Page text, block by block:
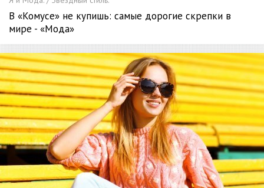
В «Комусе» не купишь: самые дорогие скрепки в
мире - «Мода»